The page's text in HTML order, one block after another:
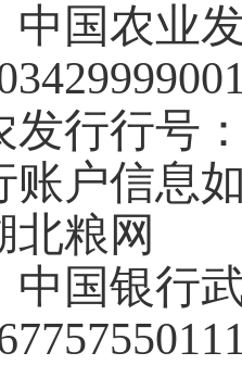
中国农业
发行行号
账户信息
北粮网
中国银行